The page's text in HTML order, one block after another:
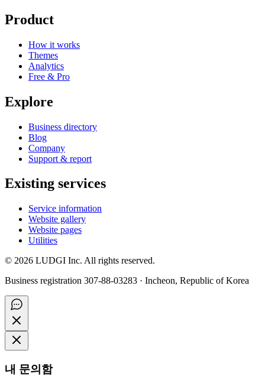
Product
How it works
Themes
Analytics
Free & Pro
Explore
Business directory
Blog
Company
Support & report
Existing services
Service information
Website gallery
Website pages
Utilities
© 2026 LUDGI Inc. All rights reserved.
Business registration 307-88-03283 · Incheon, Republic of Korea
내 문의함